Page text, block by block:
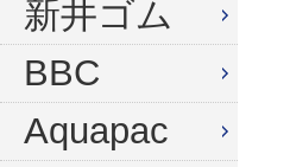
新井ゴム
BBC
Aquapac